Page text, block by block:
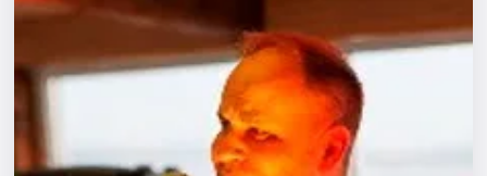
Выставки
Квесты
Спорт